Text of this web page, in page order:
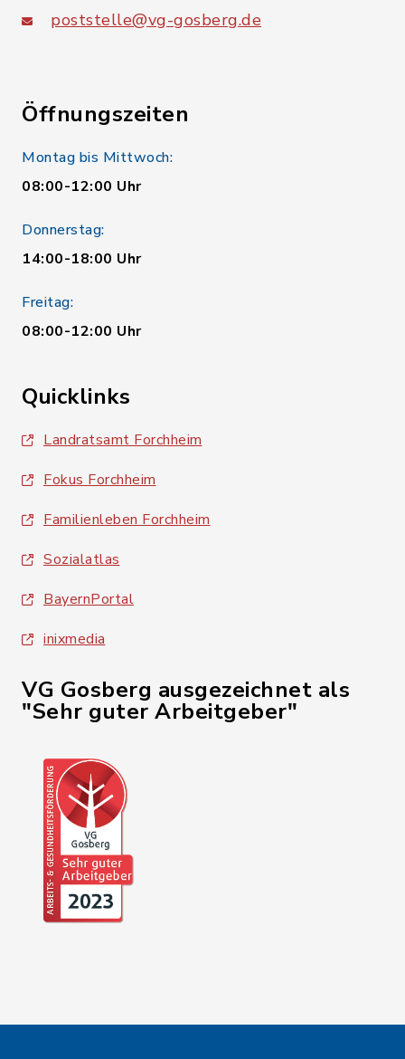
poststelle@vg-gosberg.de
Öffnungszeiten
Montag bis Mittwoch:
08:00-12:00 Uhr
Donnerstag:
14:00-18:00 Uhr
Freitag:
08:00-12:00 Uhr
Quicklinks
Landratsamt Forchheim
Fokus Forchheim
Familienleben Forchheim
Sozialatlas
BayernPortal
inixmedia
VG Gosberg ausgezeichnet als
"Sehr guter Arbeitgeber"